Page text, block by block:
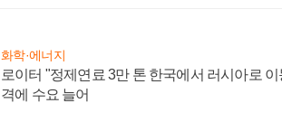
화학·에너지
로이터 "정제연료 3만 톤 한국에서 러시아로
격에 수요 늘어